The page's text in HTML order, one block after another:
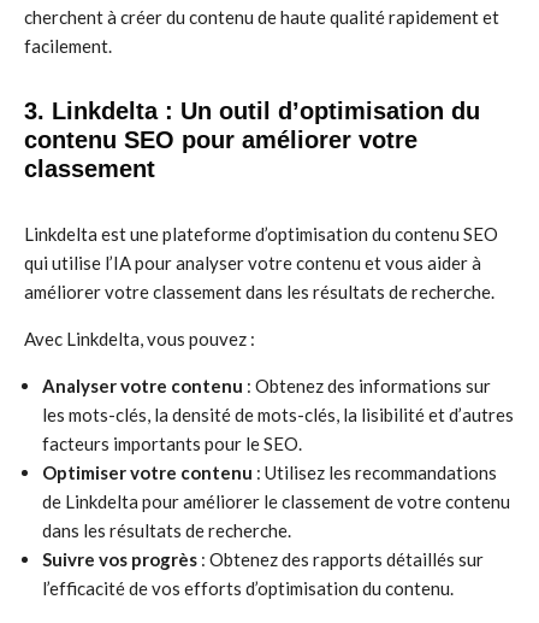
cherchent à créer du contenu de haute qualité rapidement et
facilement.
3. Linkdelta : Un outil d’optimisation du
contenu SEO pour améliorer votre
classement
Linkdelta est une plateforme d’optimisation du contenu SEO
qui utilise l’IA pour analyser votre contenu et vous aider à
améliorer votre classement dans les résultats de recherche.
Avec Linkdelta, vous pouvez :
Analyser votre contenu : Obtenez des informations sur
les mots-clés, la densité de mots-clés, la lisibilité et d’autres
facteurs importants pour le SEO.
Optimiser votre contenu : Utilisez les recommandations
de Linkdelta pour améliorer le classement de votre contenu
dans les résultats de recherche.
Suivre vos progrès : Obtenez des rapports détaillés sur
l’efficacité de vos efforts d’optimisation du contenu.